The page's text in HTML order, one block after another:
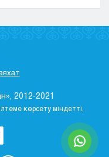
2012-2021
көрсету міндетті.